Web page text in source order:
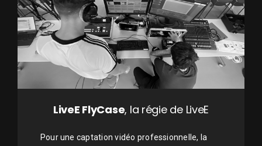
LiveE FlyCase, la régie de LiveE
Pour une captation vidéo professionnelle, la